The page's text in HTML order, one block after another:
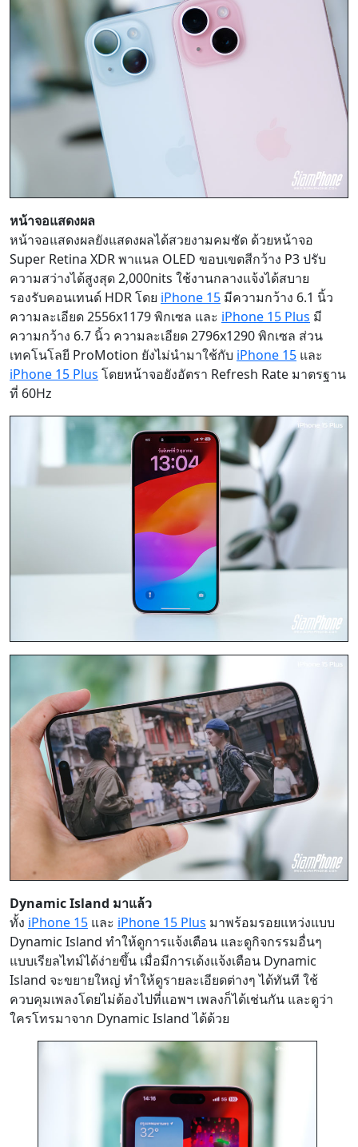
หน้าจอแสดงผล
หน้าจอแสดงผลยังแสดงผลได้สวยงามคมชัด ด้วยหน้าจอ
Super Retina XDR พาแนล OLED ขอบเขตสีกว้าง P3 ปรับ
ความสว่างได้สูงสุด 2,000nits ใช้งานกลางแจ้งได้สบาย
รองรับคอนเทนด์ HDR โดย iPhone 15 มีความกว้าง 6.1 นิ้ว
ความละเอียด 2556x1179 พิกเซล และ iPhone 15 Plus มี
ความกว้าง 6.7 นิ้ว ความละเอียด 2796x1290 พิกเซล ส่วน
เทคโนโลยี ProMotion ยังไม่นำมาใช้กับ iPhone 15 และ
iPhone 15 Plus โดยหน้าจอยังอัตรา Refresh Rate มาตรฐาน
ที่ 60Hz
Dynamic Island มาแล้ว
ทั้ง iPhone 15 และ iPhone 15 Plus มาพร้อมรอยแหว่งแบบ
Dynamic Island ทำให้ดูการแจ้งเตือน และดูกิจกรรมอื่นๆ
แบบเรียลไทม์ได้ง่ายขึ้น เมื่อมีการเด้งแจ้งเตือน Dynamic
Island จะขยายใหญ่ ทำให้ดูรายละเอียดต่างๆ ได้ทันที ใช้
ควบคุมเพลงโดยไม่ต้องไปที่แอพฯ เพลงก็ได้เช่นกัน และดูว่า
ใครโทรมาจาก Dynamic Island ได้ด้วย